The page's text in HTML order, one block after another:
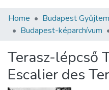
Communities &
Statistics
About us
Home Budapest
Budapest-képarchívum
Terasz-lépcső
Escalier des